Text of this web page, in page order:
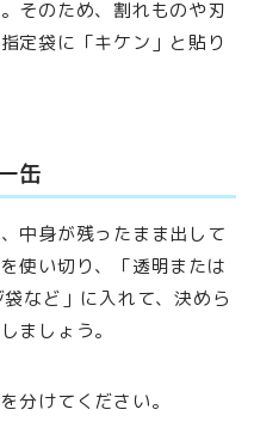
そのため、割れものや刃
定袋に「キケン」と貼り
缶
中身が残ったまま出して
使い切り、「透明または
など」に入れて、決めら
ましょう。
分けてください。